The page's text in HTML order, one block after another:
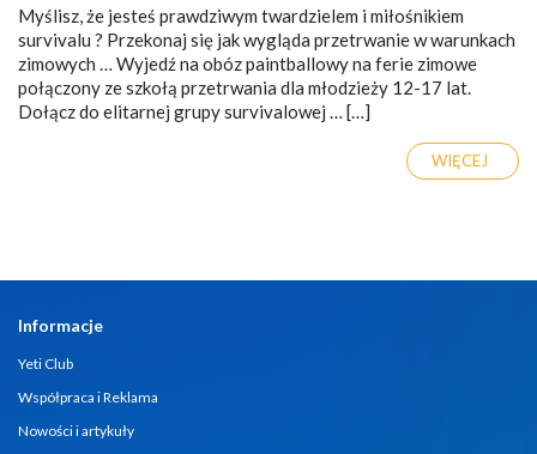
Myślisz, że jesteś prawdziwym twardzielem i miłośnikiem
survivalu ? Przekonaj się jak wygląda przetrwanie w warunkach
zimowych … Wyjedź na obóz paintballowy na ferie zimowe
połączony ze szkołą przetrwania dla młodzieży 12-17 lat.
Dołącz do elitarnej grupy survivalowej … […]
WIĘCEJ
Informacje
Yeti Club
Współpraca i Reklama
Nowości i artykuły